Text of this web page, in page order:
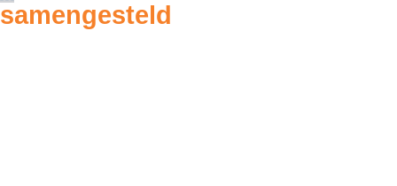
samengesteld